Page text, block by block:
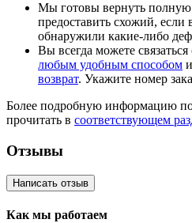
Мы готовы вернуть полную
предоставить схожий,
обнаружили какие-либо
Вы всегда можете
любым удобным способом
возврат. Укажите номер
Более подробную информацию
прочитать в соответствующем
Отзывы
Написать отзыв
Как мы работаем